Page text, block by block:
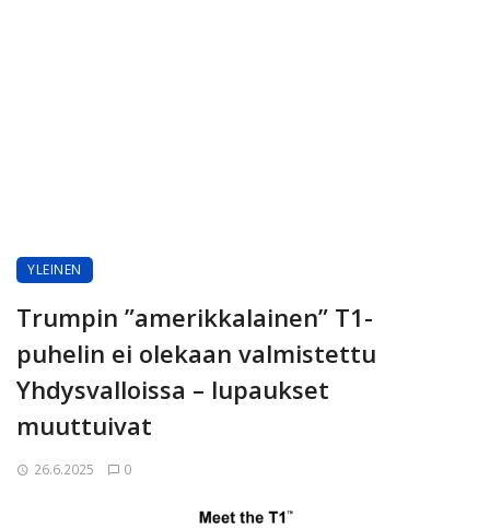
YLEINEN
Trumpin ”amerikkalainen” T1-
puhelin ei olekaan valmistettu
Yhdysvalloissa – lupaukset
muuttuivat
26.6.2025 0